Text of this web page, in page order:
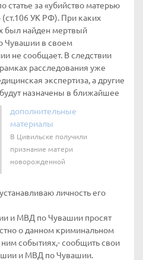
статье за «убийство матерью
УК РФ). При каких
был найден мертвый
Чувашии в своем
не сообщает. В следствии
расследования уже
экспертиза, а другие
назначены в ближайшее
дополнительные
материалы
В Цивильске получили
признание матери
новорожденной
личность его
и МВД по Чувашии просят
о данном криминальном
событиях,- сообщить свои
и МВД по Чувашии.